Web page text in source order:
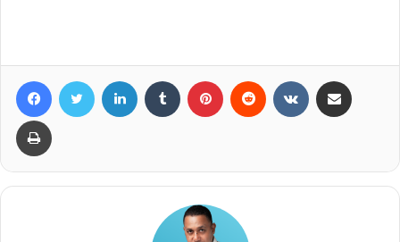
FacebookTwitter LinkedIn Tumblr Pinterest Reddit VKontakte
Imprimir